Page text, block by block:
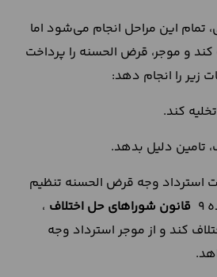
تمام این مراحل انجام می‌شود اما
کند و موجر، قرض الحسنه را پرداخت
زیر را انجام دهد:
کند.
تامین دلیل بدهد.
استرداد وجه قرض الحسنه تنظیم
قانون شوراهای حل اختلاف ،
کند و از موجر استرداد وجه